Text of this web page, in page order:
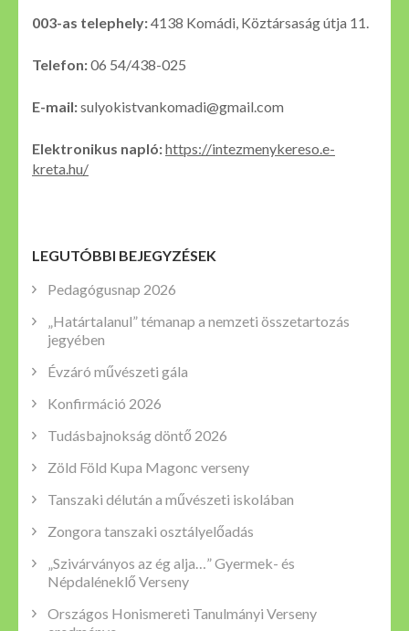
003-as telephely:4138 Komádi, Köztársaság útja 11.
Telefon:06 54/438-025
E-mail:sulyokistvankomadi@gmail.com
Elektronikus napló:https://intezmenykereso.e-
kreta.hu/
LEGUTÓBBI BEJEGYZÉSEK
Pedagógusnap 2026
„Határtalanul” témanap a nemzeti összetartozás
jegyében
Évzáró művészeti gála
Konfirmáció 2026
Tudásbajnokság döntő 2026
Zöld Föld Kupa Magonc verseny
Tanszaki délután a művészeti iskolában
Zongora tanszaki osztályelőadás
„Szivárványos az ég alja…” Gyermek- és
Népdaléneklő Verseny
Országos Honismereti Tanulmányi Verseny